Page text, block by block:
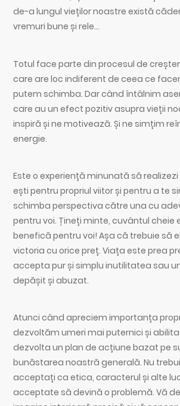
de-a lungul vieților noastre există
vremuri bune și rele…
Totul face parte din procesul de
care are loc indiferent de ceea ce
putem schimba. Dar când întâlnim
care au un efect pozitiv asupra vieții
inspiră și ne motivează. Și ne simțim
energie.
Este o experiență minunată să
ești pentru propriul viitor și pentru a te
schimba perspectiva către una cu
pentru voi. Țineți minte, cuvântul cheie
benefică pentru voi! Așa că trebuie să
victoria cu orice preț. Viața este prea
accepta pur și simplu inutilitatea sau
depășit și abuzat.
Atunci când apreciem importanța
dezvoltăm umeri mai puternici și
dezvolta un plan de acțiune bazat pe
bunăstarea noastră generală. Nu
acceptați ca etica, caracterul și alte
acceptate să devină o problemă. Vă